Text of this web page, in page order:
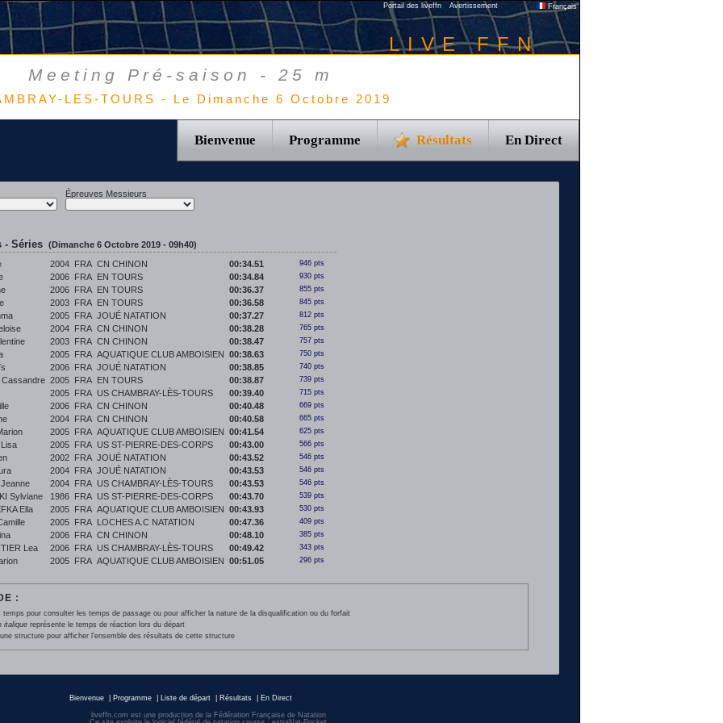
Portail des liveffn Avertissement Français
LIVE FFN
Meeting Pré-saison - 25 m
LES-TOURS - Le Dimanche 6 Octobre 2019
Bienvenue Programme Résultats En Direct
Épreuves Messieurs
- Séries (Dimanche 6 Octobre 2019 - 09h40)
2004 FRA CN CHINON 00:34.51 946 pts
2006 FRA EN TOURS 00:34.84 930 pts
2006 FRA EN TOURS 00:36.37 855 pts
2003 FRA EN TOURS 00:36.58 845 pts
2005 FRA JOUÉ NATATION 00:37.27 812 pts
2004 FRA CN CHINON 00:38.28 765 pts
2003 FRA CN CHINON 00:38.47 757 pts
2005 FRA AQUATIQUE CLUB AMBOISIEN 00:38.63 750 pts
2006 FRA JOUÉ NATATION 00:38.85 740 pts
Cassandre 2005 FRA EN TOURS 00:38.87 739 pts
2005 FRA US CHAMBRAY-LÈS-TOURS 00:39.40 715 pts
2006 FRA CN CHINON 00:40.48 669 pts
2004 FRA CN CHINON 00:40.58 665 pts
2005 FRA AQUATIQUE CLUB AMBOISIEN 00:41.54 625 pts
2005 FRA US ST-PIERRE-DES-CORPS 00:43.00 566 pts
2002 FRA JOUÉ NATATION 00:43.52 546 pts
2004 FRA JOUÉ NATATION 00:43.53 546 pts
2004 FRA US CHAMBRAY-LÈS-TOURS 00:43.53 546 pts
Sylviane 1986 FRA US ST-PIERRE-DES-CORPS 00:43.70 539 pts
Ella 2005 FRA AQUATIQUE CLUB AMBOISIEN 00:43.93 530 pts
2005 FRA LOCHES A.C NATATION 00:47.36 409 pts
2006 FRA CN CHINON 00:48.10 385 pts
Lea 2006 FRA US CHAMBRAY-LÈS-TOURS 00:49.42 343 pts
2005 FRA AQUATIQUE CLUB AMBOISIEN 00:51.05 296 pts
:
temps pour consulter les temps de passage ou pour afficher la nature de la disqualification ou du forfait
italiquereprésente le temps de réaction lors du départ
structure pour afficher l'ensemble des résultats de cette structure
Bienvenue Programme Liste de départ Résultats En Direct
liveffn.com est une production de la Fédération Française de Natation